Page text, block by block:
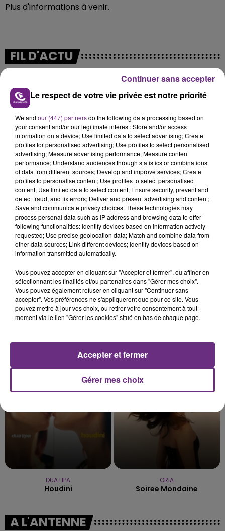
Plus d'informations à venir.
FIL D'ACTU
7 août 2026
LA CENTRALE NUCLÉAIRE DE CHOOZ
TOUJOURS À L'ARRÊT
Cela fait déjà une semaine que la centrale
nucléaire ardennaise est à l'arrêt. Une situation
justifiée par la sécheresse intense qui est toujours
présente.
7 août 2026
LE MAGASIN JOUÉCLUB DE REIMS FERME
SES PORTES
C'était l'une des institutions du centre-ville
TITRES DIFFUSÉS
DUA LIPA
Houdini
21h16
21h16
ORIA
Soiree Mondaine
A L'ANTENNE
Le respect de votre vie privée est notre priorité
We and our (447) partnersdo the following data processing based on
your consent and/or our legitimate interest: Store and/or access
information on a device; Use limited data to select advertising; Create
profiles for personalised advertising; Use profiles to select personalised
advertising; Measure advertising performance; Measure content
performance; Understand audiences through statistics or combinations
of data from different sources; Develop and improve services; Create
profiles to personalise content; Use profiles to select personalised
content; Use limited data to select content; Ensure security, prevent and
detect fraud, and fix errors; Deliver and present advertising and content;
Save and communicate privacy choices. These technologies may
process personal data such as IP address and browsing data to offer
following functionalities: Identify devices based on information actively
requested; Use precise geolocation data; Match and combine data from
other data sources; Link different devices; Identify devices based on
information transmitted automatically.
Vous pouvez accepter en cliquant sur "Accepter et fermer", ou affiner en
sélectionnant les finalités et/ou partenaires dans "Gérer mes choix".
Vous pouvez également refuser en cliquant sur "Continuer sans
accepter". Vos préférences ne s'appliqueront que pour ce site. Vous
pouvez mettre à jour vos choix, ou retirer votre consentement à tout
moment via le lien "Gérer les cookies" situé en bas de chaque page.
Gérer mes choix
Accepter et fermer
Continuer sans accepter